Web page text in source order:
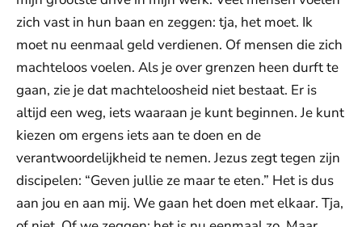
zich vast in hun baan en zeggen: tja, het moet. Ik
moet nu eenmaal geld verdienen. Of mensen die zich
machteloos voelen. Als je over grenzen heen durft te
gaan, zie je dat machteloosheid niet bestaat. Er is
altijd een weg, iets waaraan je kunt beginnen. Je kunt
kiezen om ergens iets aan te doen en de
verantwoordelijkheid te nemen. Jezus zegt tegen zijn
discipelen: “Geven jullie ze maar te eten.” Het is dus
aan jou en aan mij. We gaan het doen met elkaar. Tja,